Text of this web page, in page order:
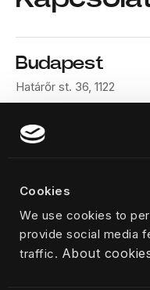
Cookies
We use cookies to
provide social media
traffic. About
Budapest
Határőr st. 36, 1122
Telephone
+36 70 669 1466
VAT HU25717002